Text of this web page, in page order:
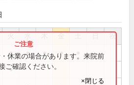
祝
● ● ● ●
●
休業の場合があります。来院前
ご確認ください。
×閉じる